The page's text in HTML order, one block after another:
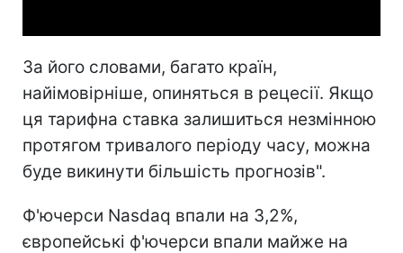
За його словами, багато країн,
найімовірніше, опиняться в рецесії. Якщо
ця тарифна ставка залишиться незмінною
протягом тривалого періоду часу, можна
буде викинути більшість прогнозів".
Ф'ючерси Nasdaq впали на 3,2%,
європейські ф'ючерси впали майже на